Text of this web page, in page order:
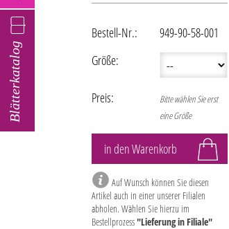
Blätterkatalog
Bestell-Nr.:
949-90-58-001
Größe:
Preis:
Bitte wählen Sie erst
eine Größe
Auf Wunsch können Sie diesen
Artikel auch in einer unserer Filialen
abholen. Wählen Sie hierzu im
Bestellprozess"Lieferung in Filiale"